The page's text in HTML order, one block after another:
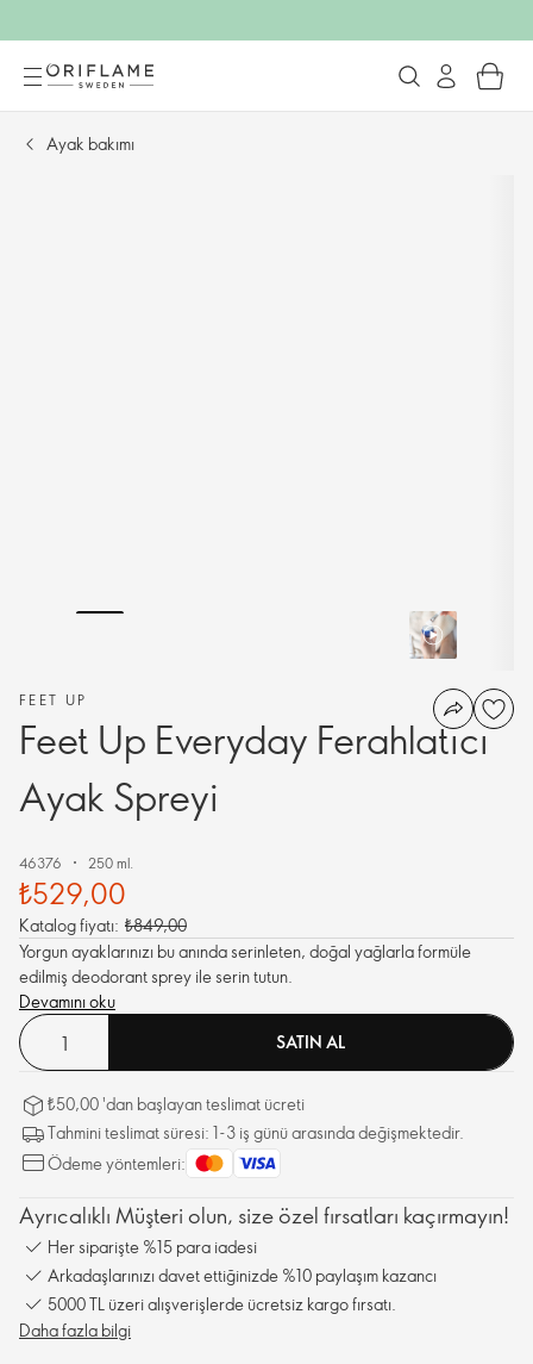
Ayak bakımı
FEET UP
Feet Up Everyday Ferahlatıcı
Ayak Spreyi
46376 250 ml.
₺529,00
Katalog fiyatı: ₺849,00
Yorgun ayaklarınızı bu anında serinleten, doğal yağlarla formüle
edilmiş deodorant sprey ile serin tutun.
Devamını oku
SATIN AL
₺50,00 'dan başlayan teslimat ücreti
Tahmini teslimat süresi: 1-3 iş günü arasında değişmektedir.
Ödeme yöntemleri:
Ayrıcalıklı Müşteri olun, size özel fırsatları kaçırmayın!
Her siparişte %15 para iadesi
Arkadaşlarınızı davet ettiğinizde %10 paylaşım kazancı
5000 TL üzeri alışverişlerde ücretsiz kargo fırsatı.
Daha fazla bilgi